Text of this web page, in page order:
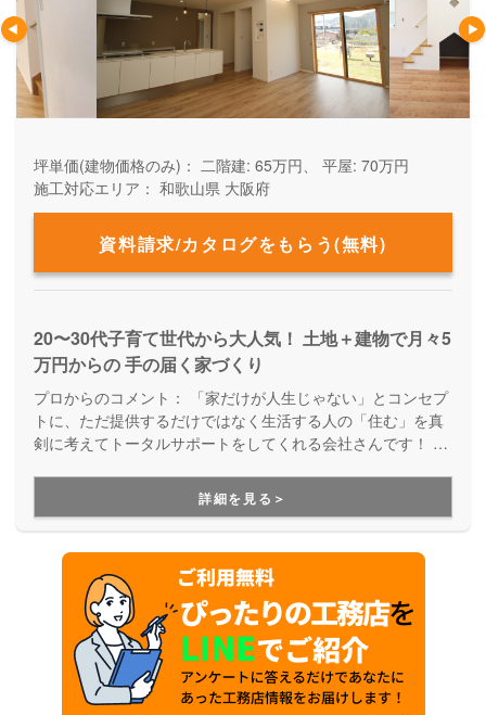
坪単価(建物価格のみ)： 二階建: 65万円、 平屋: 70万円
施工対応エリア： 和歌山県 大阪府
資料請求/カタログをもらう(無料)
20〜30代子育て世代から大人気！ 土地＋建物で月々5
万円からの 手の届く家づくり
プロからのコメント：
「家だけが人生じゃない」とコンセプ
トに、ただ提供するだけではなく生活する人の「住む」を真
剣に考えてトータルサポートをしてくれる会社さんです！ で
を優先したお家づくりが得意です。
詳細を見る＞